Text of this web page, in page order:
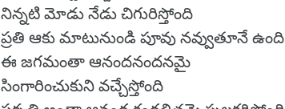
నిన్నటి మోడు నేడు చిగురిస్తోంది
ప్రతి ఆకు మాటునుండి పూవు నవ్వుతూనే ఉంది
ఈ జగమంతా ఆనందనందనమై
సింగారించుకుని వచ్చేస్తోంది